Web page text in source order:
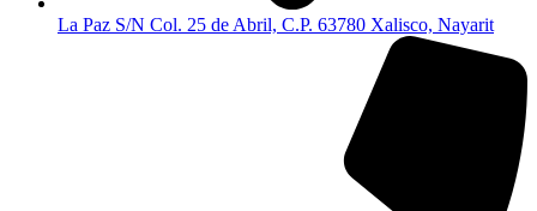
La Paz S/N Col. 25 de Abril, C.P. 63780 Xalisco, Nayarit